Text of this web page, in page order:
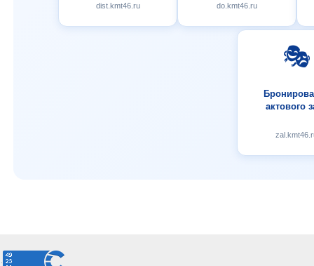
dist.kmt46.ru do.kmt46.ru
🎭
актового